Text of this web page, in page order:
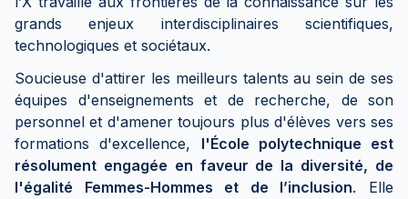
grands enjeux interdisciplinaires scientifiques,
technologiques et sociétaux.
Soucieuse d'attirer les meilleurs talents au sein de ses
équipes d'enseignements et de recherche, de son
personnel et d'amener toujours plus d'élèves vers ses
formations d'excellence, l'École polytechnique est
résolument engagée en faveur de la diversité, de
l'égalité Femmes-Hommes et de l’inclusion. Elle